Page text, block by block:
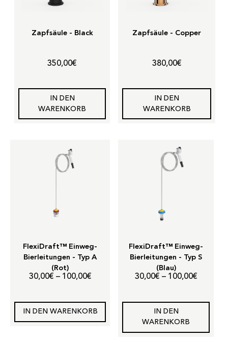
Zapfsäule - Black
350,00€
IN DEN
WARENKORB
Zapfsäule - Copper
380,00€
IN DEN
WARENKORB
FlexiDraft™ Einweg-
Bierleitungen - Typ A
(Rot)
30,00€ – 100,00€Preisspanne:
bis
100,00€
IN DEN WARENKORB
FlexiDraft™ Einweg-
Bierleitungen - Typ S
(Blau)
30,00€ – 100,00€
bis
IN DEN
WARENKORB